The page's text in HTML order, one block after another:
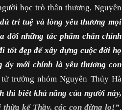
học trò thân thương, Nguyên
trí tuệ và lòng yêu thương mọi
đời những tác phẩm chấn chỉnh
tốt đẹp để xây dựng cuộc đời họ
ấy mới chính là yêu thương con
trưởng nhóm Nguyên Thủy Hà
thì biết khả năng của người này,
kế Thầy, các con đừng lo!”.